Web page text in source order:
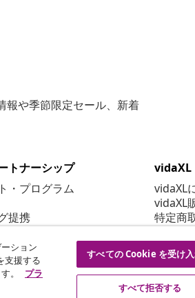
報や季節限定セール、新着
トナーシップ
・プログラム
提携
vidaXL
vidaXL
vidaXL
特定商
プラ
Cookie
行動規
セキュ
アクセ
ション
支援する
。
プラ
すべての Cookie を受け
すべて拒否する